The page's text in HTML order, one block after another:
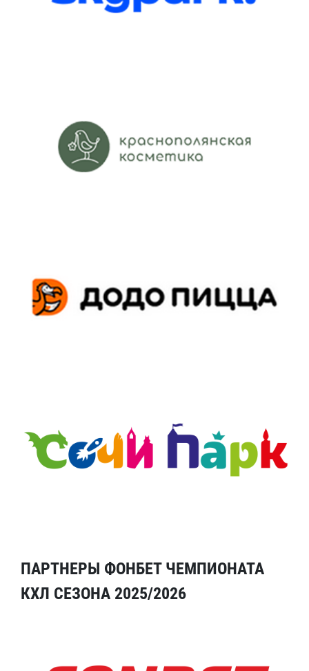
ПАРТНЕРЫ ФОНБЕТ ЧЕМПИОНАТА
КХЛ СЕЗОНА 2025/2026